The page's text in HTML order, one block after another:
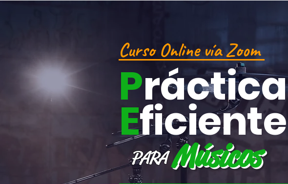
Curso Online vía Zoom
Práctica
Eficiente
Músicos
PARA